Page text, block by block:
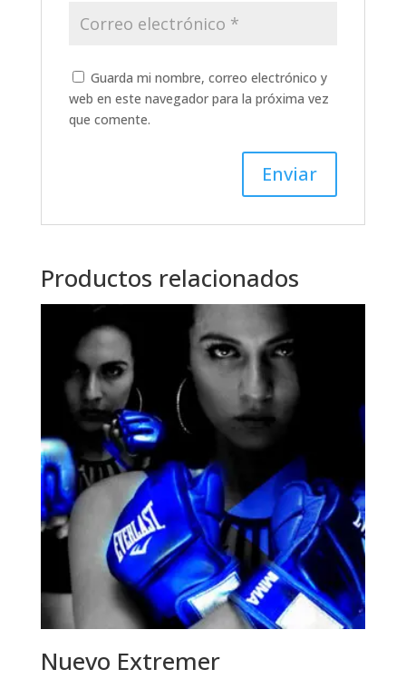
Guarda mi nombre, correo electrónico y
web en este navegador para la próxima vez
que comente.
Productos relacionados
Nuevo Extremer